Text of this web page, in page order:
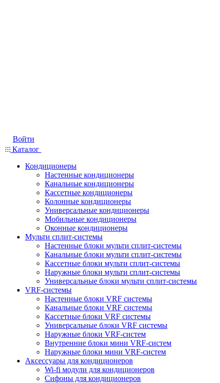
Войти
Каталог
Кондиционеры
Настенные кондиционеры
Канальные кондиционеры
Кассетные кондиционеры
Колонные кондиционеры
Универсальные кондиционеры
Мобильные кондиционеры
Оконные кондиционеры
Мульти сплит-системы
Настенные блоки мульти сплит-системы
Канальные блоки мульти сплит-системы
Кассетные блоки мульти сплит-системы
Наружные блоки мульти сплит-системы
Универсальные блоки мульти сплит-системы
VRF-системы
Настенные блоки VRF системы
Канальные блоки VRF системы
Кассетные блоки VRF системы
Универсальные блоки VRF системы
Наружные блоки VRF-систем
Внутренние блоки мини VRF-систем
Наружные блоки мини VRF-систем
Аксессуары для кондиционеров
Wi-fi модули для кондиционеров
Сифоны для кондиционеров